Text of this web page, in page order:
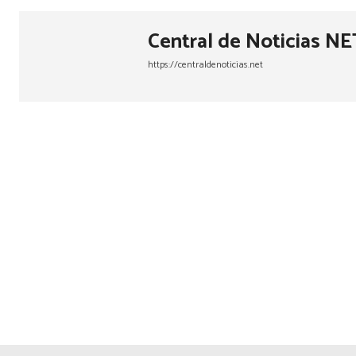
Central de Noticias
https://centraldenoticias.net